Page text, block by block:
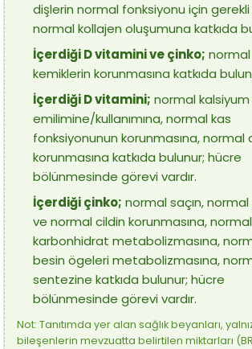
dişlerin normal fonksiyonu için
normal kollajen oluşumuna katkıda
İçerdiği D vitamini ve çinko; normal
kemiklerin korunmasına katkıda
İçerdiği D vitamini; normal
emilimine/kullanımına, normal kas
fonksiyonunun korunmasına, normal
korunmasına katkıda bulunur; hücre
bölünmesinde görevi vardır.
İçerdiği çinko; normal saçın, normal
ve normal cildin korunmasına, normal
karbonhidrat metabolizmasına,
besin ögeleri metabolizmasına,
sentezine katkıda bulunur; hücre
bölünmesinde görevi vardır.
Not: Tanıtımda yer alan sağlık beyanları,
bileşenlerin mevzuatta belirtilen miktarları